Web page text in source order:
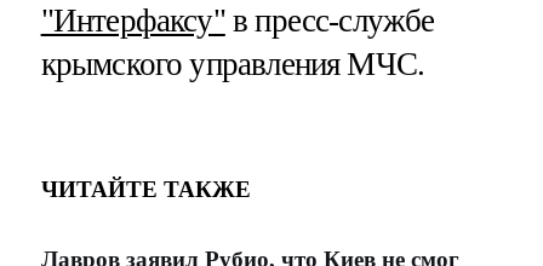
"Интерфаксу"в пресс-службе
крымского управления МЧС.
ЧИТАЙТЕ ТАКЖЕ
Лавров заявил Рубио, что Киев не смог